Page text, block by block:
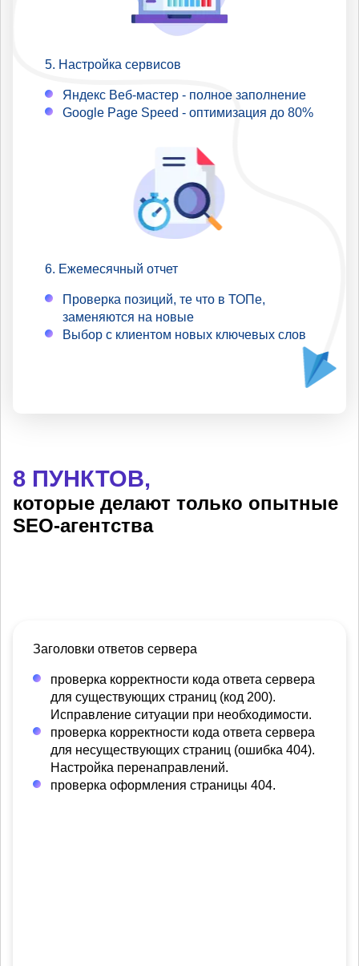
Настройка сервисов
Яндекс Веб-мастер - полное заполнение
Google Page Speed - оптимизация до 80%
Ежемесячный отчет
Проверка позиций, те что в ТОПе,
заменяются на новые
Выбор с клиентом новых ключевых слов
8 ПУНКТОВ,
которые делают только опытные
SEO-агентства
Заголовки ответов сервера
проверка корректности кода ответа сервера
для существующих страниц (код 200).
Исправление ситуации при необходимости.
проверка корректности кода ответа сервера
для несуществующих страниц (ошибка 404).
Настройка перенаправлений.
проверка оформления страницы 404.